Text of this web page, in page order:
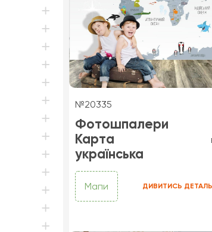
№20335
Фотошпалери
Карта
українська
Мапи ДИВИТИСЬ